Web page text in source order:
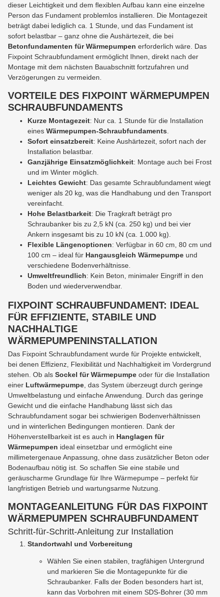
dieser Leichtigkeit und dem flexiblen Aufbau kann eine einzelne
Person das Fundament problemlos installieren. Die Montagezeit
beträgt dabei lediglich ca. 1 Stunde, und das Fundament ist
sofort belastbar – ganz ohne die Aushärtezeit, die bei
Betonfundamenten für Wärmepumpen erforderlich wäre. Das
Fixpoint Schraubfundament ermöglicht Ihnen, direkt nach der
Montage mit dem nächsten Bauabschnitt fortzufahren und
Verzögerungen zu vermeiden.
VORTEILE DES FIXPOINT WÄRMEPUMPEN
SCHRAUBFUNDAMENTS
Kurze Montagezeit: Nur ca. 1 Stunde für die Installation
eines Wärmepumpen-Schraubfundaments
Sofort einsatzbereit: Keine Aushärtezeit, sofort nach der
Installation belastbar.
Ganzjährige Einsatzmöglichkeit: Montage auch bei Frost
und im Winter möglich.
Leichtes Gewicht: Das gesamte Schraubfundament wiegt
weniger als 20 kg, was die Handhabung und den Transport
vereinfacht.
Hohe Belastbarkeit: Die Tragkraft beträgt pro
Schraubanker bis zu 2,5 kN (ca. 250 kg) und bei vier
Ankern insgesamt bis zu 10 kN (ca. 1.000 kg).
Flexible Längenoptionen: Verfügbar in 60 cm, 80 cm und
100 cm – ideal für Hangausgleich Wärmepumpe und
verschiedene Bodenverhältnisse.
Umweltfreundlich: Kein Beton, minimaler Eingriff in den
Boden und wiederverwendbar.
FIXPOINT SCHRAUBFUNDAMENT: IDEAL
FÜR EFFIZIENTE, STABILE UND
NACHHALTIGE
WÄRMEPUMPENINSTALLATION
Das Fixpoint Schraubfundament wurde für Projekte entwickelt,
bei denen Effizienz, Flexibilität und Nachhaltigkeit im Vordergrund
stehen. Ob als Sockel für Wärmepumpe oder für die Installation
einer Luftwärmepumpe , das System überzeugt durch geringe
Umweltbelastung und einfache Anwendung. Durch das geringe
Gewicht und die einfache Handhabung lässt sich das
Schraubfundament sogar bei schwierigen Bodenverhältnissen
und in winterlichen Bedingungen montieren. Dank der
Höhenverstellbarkeit ist es auch in Hanglagen für
Wärmepumpen ideal einsetzbar und ermöglicht eine
millimetergenaue Anpassung, ohne dass zusätzlicher Beton oder
Bodenaufbau nötig ist. So schaffen Sie eine stabile und
geräuscharme Grundlage für Ihre Wärmepumpe – perfekt für
langfristigen Betrieb und wartungsarme Nutzung.
MONTAGEANLEITUNG FÜR DAS FIXPOINT
WÄRMEPUMPEN SCHRAUBFUNDAMENT
Schritt-für-Schritt-Anleitung zur Installation
Standortwahl und Vorbereitung
Wählen Sie einen stabilen, tragfähigen Untergrund
und markieren Sie die Montagepunkte für die
Schraubanker. Falls der Boden besonders hart ist,
kann das Vorbohren mit einem SDS-Bohrer (30 mm